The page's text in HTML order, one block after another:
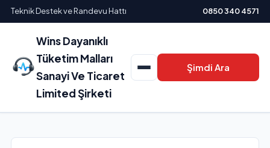
Teknik Destek ve Randevu Hattı 0850 340 4571
Wins Dayanıklı
Tüketim Malları
Sanayi Ve Ticaret
Limited Şirketi
Şimdi Ara